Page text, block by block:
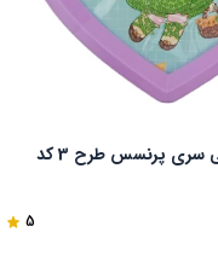
نقاشی الماسی قلبی سری پرنسس طرح 3 کد
5